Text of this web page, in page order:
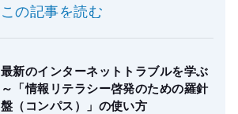
この記事を読む
最新のインターネットトラブルを学ぶ
～「情報リテラシー啓発のための羅針
盤（コンパス）」の使い方